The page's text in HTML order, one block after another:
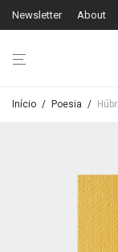
Newsletter About
Início / Poesia /